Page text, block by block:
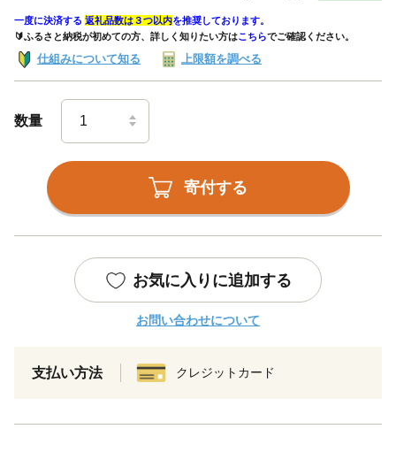
一度に決済する 返礼品数は３つ以内を推奨しております。
🔰ふるさと納税が初めての方、詳しく知りたい方はこちらでご確認ください。
仕組みについて知る 上限額を調べる
数量
寄付する
お気に入りに追加する
お問い合わせについて
支払い方法 クレジットカード